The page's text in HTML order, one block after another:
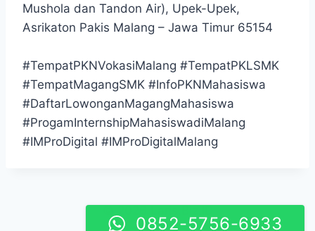
Mushola dan Tandon Air), Upek-Upek,
Asrikaton Pakis Malang – Jawa Timur 65154
#TempatPKNVokasiMalang #TempatPKLSMK
#TempatMagangSMK #InfoPKNMahasiswa
#DaftarLowonganMagangMahasiswa
#ProgamInternshipMahasiswadiMalang
#IMProDigital #IMProDigitalMalang
0852-5756-6933